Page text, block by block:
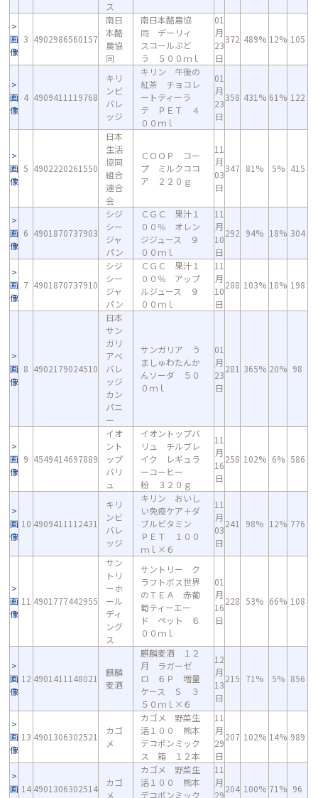
ス
画
像
3 4902986560157
南日
本酪
農協
同
南日本酪農協
同 デーリィ
スコールぶど
う ５００ｍｌ
01
月
23
日
372 489% 12% 105
画
像
4 4909411119768
キリ
ンビ
バレ
ッジ
キリン 午後の
紅茶 チョコレ
ートティーラ
テ ＰＥＴ ４
００ｍｌ
01
月
23
日
358 431% 61% 122
画
像
5 4902220261550
日本
生活
協同
組合
連合
会
ＣＯＯＰ コー
プ ミルクココ
ア ２２０ｇ
11
月
03
日
347 81% 5% 415
画
像
6 4901870737903
シジ
シー
ジャ
パン
ＣＧＣ 果汁１
００％ オレン
ジジュース ９
００ｍｌ
11
月
10
日
292 94% 18% 304
画
像
7 4901870737910
シジ
シー
ジャ
パン
ＣＧＣ 果汁１
００％ アップ
ルジュース ９
００ｍｌ
11
月
10
日
288 103% 18% 198
画
像
8 4902179024510
日本
サン
ガリ
アベ
バレ
ッジ
カン
パニ
ー
サンガリア う
ましゅわたんか
んソーダ ５０
０ｍｌ
01
月
23
日
281 365% 20% 98
画
像
9 4549414697889
イオ
ント
ップ
バリ
ュ
イオントップバ
リュ チルブレ
イク レギュラ
ーコーヒー
粉 ３２０ｇ
11
月
16
日
258 102% 6% 586
画
像
10 4909411112431
キリ
ンビ
バレ
ッジ
キリン おいし
い免疫ケア＋ダ
ブルビタミン
ＰＥＴ １００
ｍｌ×６
11
月
03
日
241 98% 12% 776
画
像
11 4901777442955
サン
トリ
ーホ
ール
ディ
ング
ス
サントリー ク
ラフトボス世界
のＴＥＡ 赤葡
萄ティーエー
ド ペット ６
００ｍｌ
01
月
16
日
228 53% 66% 108
画
像
12 4901411148021
麒麟
麦酒
麒麟麦酒 １２
月 ラガーゼ
ロ ６Ｐ 増量
ケース Ｓ ３
５０ｍｌ×６
12
月
13
日
215 71% 5% 856
画
像
13 4901306302521
カゴ
メ
カゴメ 野菜生
活１００ 熊本
デコポンミック
ス 箱 １２本
11
月
29
日
207 102% 14% 989
画 14 4901306302514
カゴ
メ
カゴメ 野菜生
活１００ 熊本
デコポンミック
11
月
29
204 100% 71% 96